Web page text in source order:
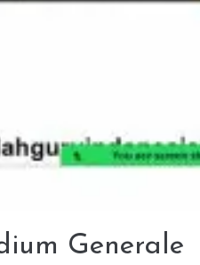
Generale